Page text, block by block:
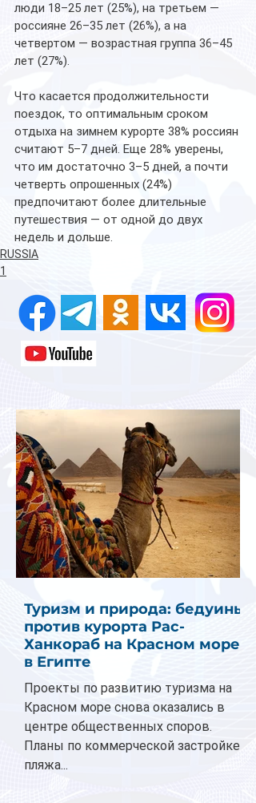
люди 18–25 лет (25%), на третьем —
россияне 26–35 лет (26%), а на
четвертом — возрастная группа 36–45
лет (27%).
Что касается продолжительности
поездок, то оптимальным сроком
отдыха на зимнем курорте 38% россиян
считают 5–7 дней. Еще 28% уверены,
что им достаточно 3–5 дней, а почти
четверть опрошенных (24%)
предпочитают более длительные
путешествия — от одной до двух
недель и дольше.
RUSSIA
1
Туризм и природа: бедуины
против курорта Рас-
Ханкораб на Красном море
в Египте
Проекты по развитию туризма на
Красном море снова оказались в
центре общественных споров.
Планы по коммерческой застройке
пляжа...